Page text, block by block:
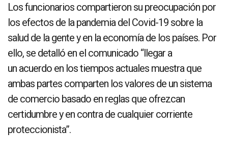
Los funcionarios compartieron su preocupación por
los efectos de la pandemia del Covid-19 sobre la
salud de la gente y en la economía de los países. Por
ello, se detalló en el comunicado “llegar a
un acuerdo en los tiempos actuales muestra que
ambas partes comparten los valores de un sistema
de comercio basado en reglas que ofrezcan
certidumbre y en contra de cualquier corriente
proteccionista”.